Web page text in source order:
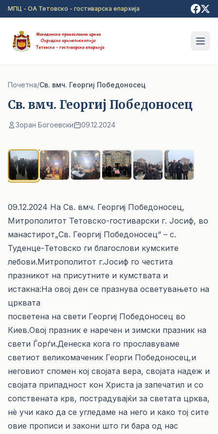
Прејди на главна содржина
МПЦ - ОА Тетовско - гостиварска епархија
Почетна/Св. вмч. Георгиј Победоносец
Св. вмч. Георгиј Победоносец
Зоран Богоевски 09.12.2024
09.12.2024 На Св. вмч. Георгиј Победоносец,
Митрополитот Тетовско-гостиварски г. Јосиф, во
манастирот„Св. Георгиј Победоносец“ – с.
Туденце-Тетовско ги благослови кумските
лебови.Митрополитот г.Јосиф го честита
празникот на присутните и кумствата и
истакна:На овој ден се празнува осветувањето на
црквата
посветена на свети Георгиј Победоносец во
Киев.Овој празник е наречен и зимски празник на
свети Ѓорѓи.Денеска кога го прославуваме
светиот великомаченик Георги Победоносец,и
неговиот спомен кој својата вера, својата надеж и
својата припадност кон Христа ја запечатил и со
сопствената крв, пострадувајќи за светата црква,
нè учи како да се угледаме на него и како тој сите
овие прописи и закони што ги бара од нас